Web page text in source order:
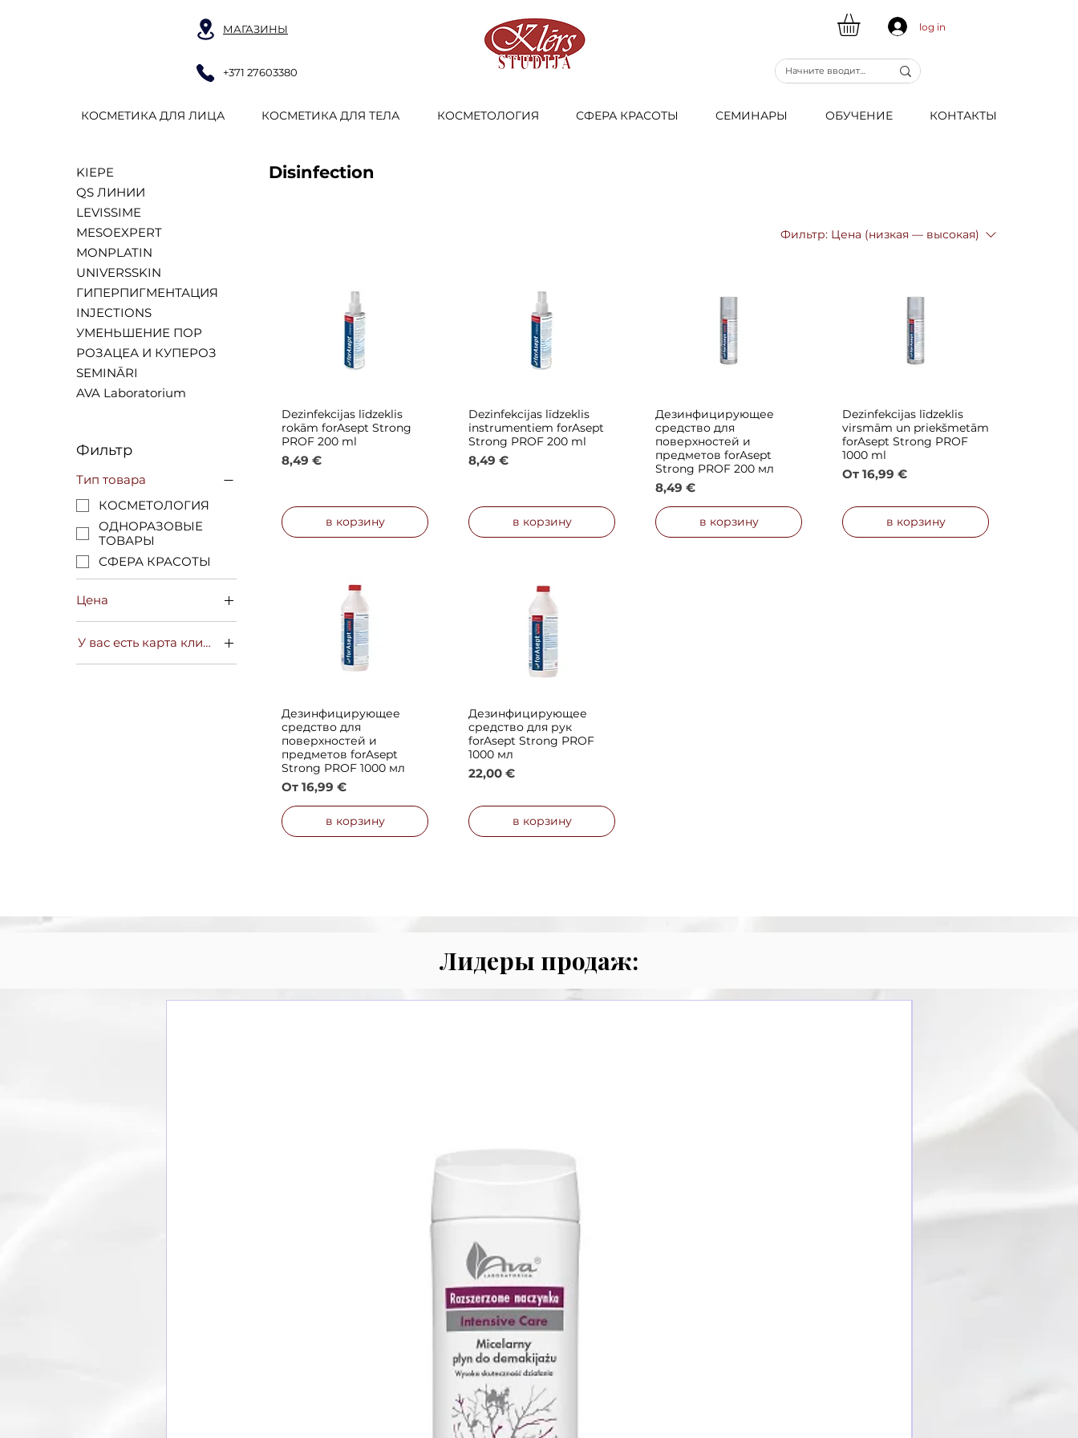
МАГАЗИНЫ
+371 27603380
log in
КОСМЕТИКА ДЛЯ ЛИЦА КОСМЕТИКА ДЛЯ ТЕЛА КОСМЕТОЛОГИЯ СФЕРА КРАСОТЫ CЕМИНАРЫ ОБУЧЕНИЕ КОНТАКТЫ
KIEPE
QS ЛИНИИ
LEVISSIME
MESOEXPERT
MONPLATIN
UNIVERSSKIN
ГИПЕРПИГМЕНТАЦИЯ
INJECTIONS
УМЕНЬШЕНИЕ ПОР
РОЗАЦЕА И КУПЕРОЗ
SEMINĀRI
AVA Laboratorium
Фильтр
Тип товара
КОСМЕТОЛОГИЯ
ОДНОРАЗОВЫЕ
ТОВАРЫ
СФЕРА КРАСОТЫ
Цена
8 € 22 €
У вас есть карта клиента?
ДА
Disinfection
Фильтр: Цена (низкая — высокая)
Быстрый просмотр
Dezinfekcijas līdzeklis
rokām forAsept Strong
PROF 200 ml
Цена
8,49 €
в корзину
Быстрый просмотр
Dezinfekcijas līdzeklis
instrumentiem forAsept
Strong PROF 200 ml
Цена
8,49 €
в корзину
Быстрый просмотр
Дезинфицирующее
средство для
поверхностей и
предметов forAsept
Strong PROF 200 мл
Цена
8,49 €
в корзину
Быстрый просмотр
Dezinfekcijas līdzeklis
virsmām un priekšmetām
forAsept Strong PROF
1000 ml
От 16,99 €
Цена со скидкой
в корзину
Быстрый просмотр
Дезинфицирующее
средство для
поверхностей и
предметов forAsept
Strong PROF 1000 мл
От 16,99 €
Цена со скидкой
в корзину
Быстрый просмотр
Дезинфицирующее
средство для рук
forAsept Strong PROF
1000 мл
Цена
22,00 €
в корзину
Лидеры продаж: